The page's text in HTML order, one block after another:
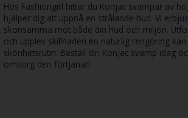
Hos Fashiongirl hittar du Konjac svampar av
hjälper dig att uppnå en strålande hud. Vi
skonsamma mot både din hud och miljön.
och upplev skillnaden en naturlig rengöring
skönhetsrutin. Beställ din Konjac svamp idag
omsorg den förtjänar!